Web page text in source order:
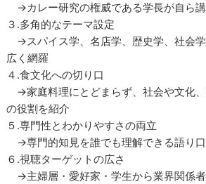
→カレー研究の権威である学長が自ら
３.多角的なテーマ設定
→スパイス学、名店学、歴史学、社会
広く網羅
４.食文化への切り口
→家庭料理にとどまらず、社会や文化
の役割を紹介
５.専門性とわかりやすさの両立
→専門的知見を誰でも理解できる語り
６.視聴ターゲットの広さ
→主婦層・愛好家・学生から業界関係